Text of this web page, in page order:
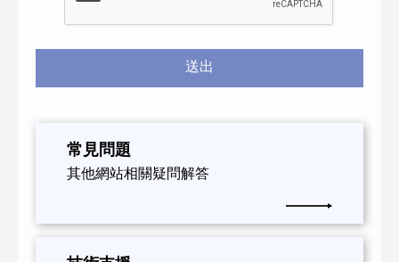
送出
常見問題
其他網站相關疑問解答